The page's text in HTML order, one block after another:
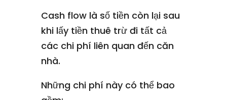
Cash flow là số tiền còn lại sau
khi lấy tiền thuê trừ đi tất cả
các chi phí liên quan đến căn
nhà.
Những chi phí này có thể bao